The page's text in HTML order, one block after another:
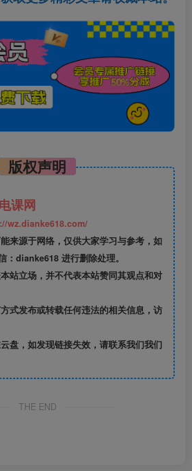
版权声明
课网
wz.dianke618.com/
来源于网络，仅供大家学习与参考，如
：dianke618 进行删除处理。
站立场，并不代表本站赞同其观点和对
式发布或转载任何违法的相关信息，访
盘，如发现链接失效，请联系我们我们
THE END